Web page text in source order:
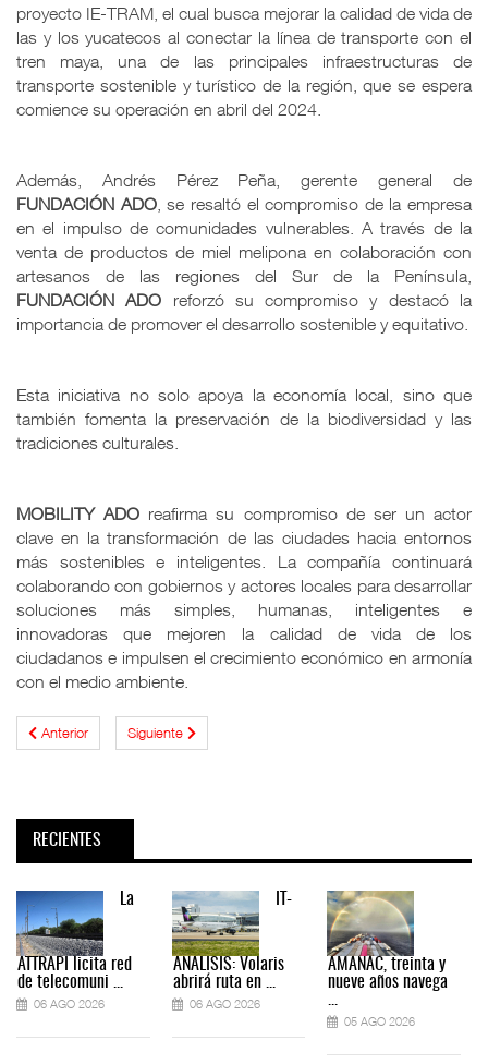
proyecto IE-TRAM, el cual busca mejorar la calidad de vida de
las y los yucatecos al conectar la línea de transporte con el
tren maya, una de las principales infraestructuras de
transporte sostenible y turístico de la región, que se espera
comience su operación en abril del 2024.
Además, Andrés Pérez Peña, gerente general de
FUNDACIÓN ADO, se resaltó el compromiso de la empresa
en el impulso de comunidades vulnerables. A través de la
venta de productos de miel melipona en colaboración con
artesanos de las regiones del Sur de la Península,
FUNDACIÓN ADO reforzó su compromiso y destacó la
importancia de promover el desarrollo sostenible y equitativo.
Esta iniciativa no solo apoya la economía local, sino que
también fomenta la preservación de la biodiversidad y las
tradiciones culturales.
MOBILITY ADO reafirma su compromiso de ser un actor
clave en la transformación de las ciudades hacia entornos
más sostenibles e inteligentes. La compañía continuará
colaborando con gobiernos y actores locales para desarrollar
soluciones más simples, humanas, inteligentes e
innovadoras que mejoren la calidad de vida de los
ciudadanos e impulsen el crecimiento económico en armonía
con el medio ambiente.
Anterior Siguiente
RECIENTES
La
ATTRAPI licita red
de telecomuni ...
06 AGO 2026
IT-
ANÁLISIS: Volaris
abrirá ruta en ...
06 AGO 2026
AMANAC, treinta y
nueve años navega
05 AGO 2026